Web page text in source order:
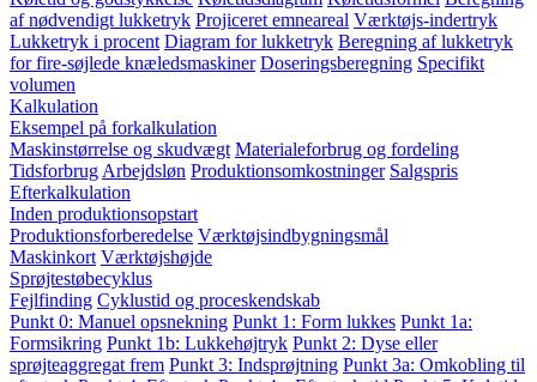
af nødvendigt lukketryk Projiceret emneareal Værktøjs-indertryk
Lukketryk i procent Diagram for lukketryk Beregning af lukketryk
for fire-søjlede knæledsmaskiner Doseringsberegning Specifikt
volumen
Kalkulation
Eksempel på forkalkulation
Maskinstørrelse og skudvægt Materialeforbrug og fordeling
Tidsforbrug Arbejdsløn Produktionsomkostninger Salgspris
Efterkalkulation
Inden produktionsopstart
Produktionsforberedelse Værktøjsindbygningsmål
Maskinkort Værktøjshøjde
Sprøjtestøbecyklus
Fejlfinding Cyklustid og proceskendskab
Punkt 0: Manuel opsnekning Punkt 1: Form lukkes Punkt 1a:
Formsikring Punkt 1b: Lukkehøjtryk Punkt 2: Dyse eller
sprøjteaggregat frem Punkt 3: Indsprøjtning Punkt 3a: Omkobling til